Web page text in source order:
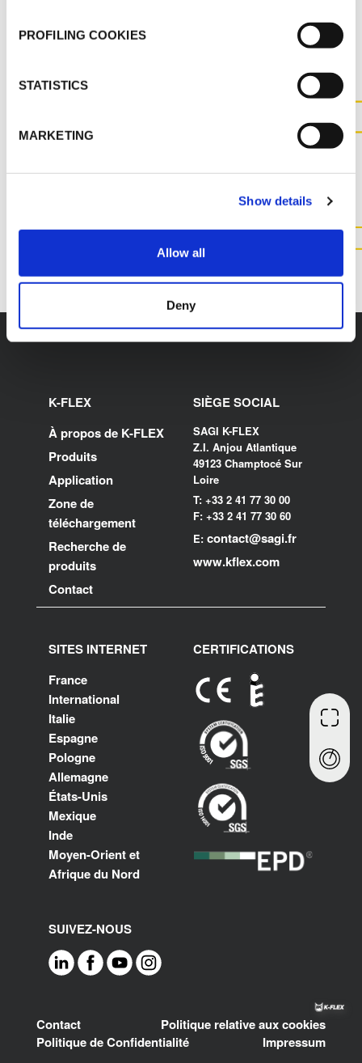
PROFILING COOKIES
STATISTICS
MARKETING
Show details
Allow all
Deny
CONTACTEZ-NOUS POUR
CONTACTEZ NOUS
K-FLEX
À propos de K-FLEX
Produits
Application
Zone de
téléchargement
Recherche de
produits
Contact
SIÈGE SOCIAL
SAGI K-FLEX
Z.I. Anjou Atlantique
49123 Champtocé Sur
Loire
T: +33 2 41 77 30 00
F: +33 2 41 77 30 60
E: contact@sagi.fr
www.kflex.com
SITES INTERNET
France
International
Italie
Espagne
Pologne
Allemagne
États-Unis
Mexique
Inde
Moyen-Orient et
Afrique du Nord
CERTIFICATIONS
SUIVEZ-NOUS
Footer
Contact
Politique relative aux cookies
Politique de Confidentialité
Impressum